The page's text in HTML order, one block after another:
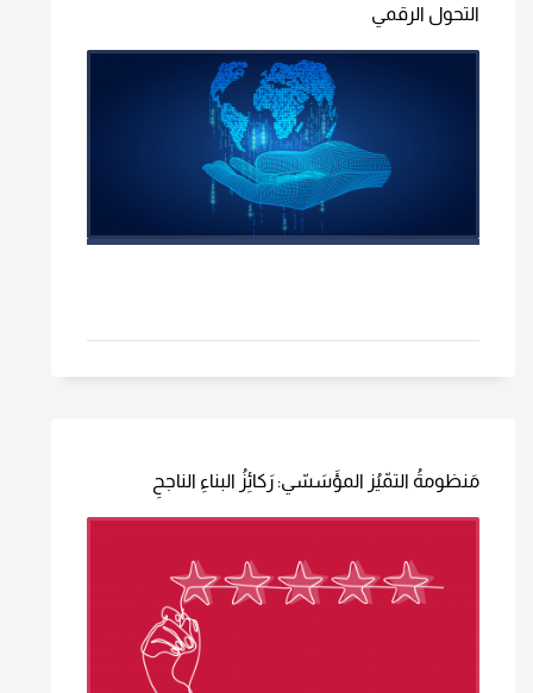
التحول الرقمي
مَنظومةُ التمّيُز المؤَسَسّي: رَكائِزُ البناءِ الناجحِ